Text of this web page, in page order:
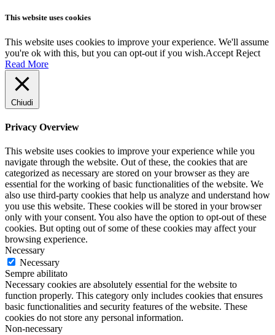
This website uses cookies
This website uses cookies to improve your experience. We'll assume
you're ok with this, but you can opt-out if you wish.Accept Reject
Read More
Chiudi
Privacy Overview
This website uses cookies to improve your experience while you
navigate through the website. Out of these, the cookies that are
categorized as necessary are stored on your browser as they are
essential for the working of basic functionalities of the website. We
also use third-party cookies that help us analyze and understand how
you use this website. These cookies will be stored in your browser
only with your consent. You also have the option to opt-out of these
cookies. But opting out of some of these cookies may affect your
browsing experience.
Necessary
Necessary
Sempre abilitato
Necessary cookies are absolutely essential for the website to
function properly. This category only includes cookies that ensures
basic functionalities and security features of the website. These
cookies do not store any personal information.
Non-necessary